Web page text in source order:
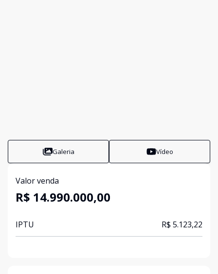
Galeria Vídeo
Valor venda
R$ 14.990.000,00
IPTU R$ 5.123,22